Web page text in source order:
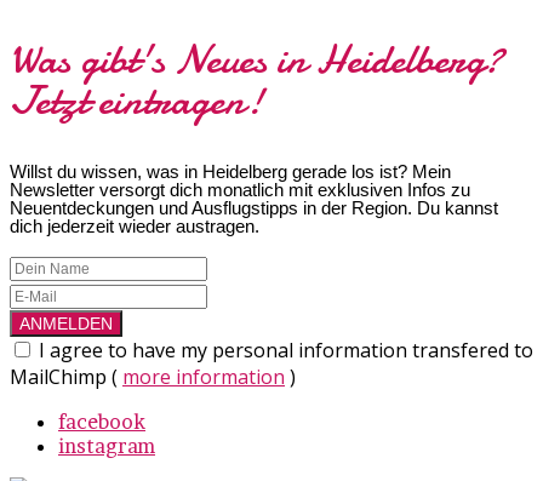
Was gibt's Neues in Heidelberg?
Jetzt eintragen!
Willst du wissen, was in Heidelberg gerade los ist? Mein
Newsletter versorgt dich monatlich mit exklusiven Infos zu
Neuentdeckungen und Ausflugstipps in der Region. Du kannst
dich jederzeit wieder austragen.
I agree to have my personal information transfered to
MailChimp ( more information )
facebook
instagram